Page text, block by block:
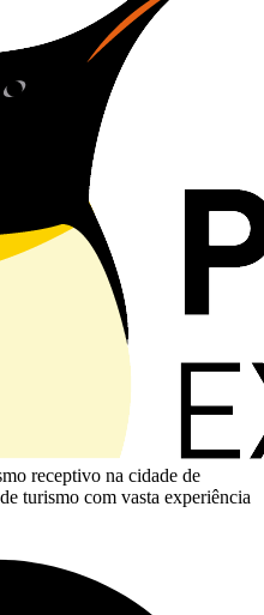
receptivo na cidade de
turismo com vasta experiência